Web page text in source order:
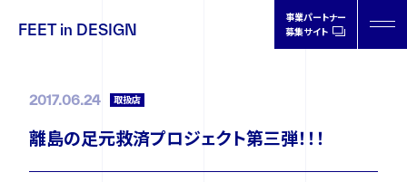
FEET in DESIGN
事業パートナー
募集サイト
DESIGN
2017.06.24 取扱店
離島の足元救済プロジェクト第三弾！！！